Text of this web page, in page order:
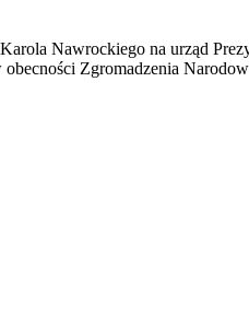
Nawrockiego na urząd
obecności Zgromadzenia